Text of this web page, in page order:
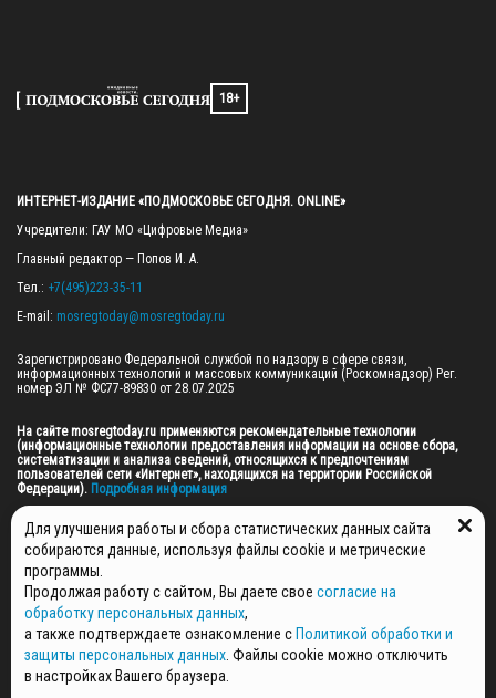
18+
ИНТЕРНЕТ-ИЗДАНИЕ «ПОДМОСКОВЬЕ СЕГОДНЯ. ONLINE»
Учредители: ГАУ МО «Цифровые Медиа»
Главный редактор — Попов И. А.
Тел.: +7(495)223-35-11
E-mail: mosregtoday@mosregtoday.ru
Зарегистрировано Федеральной службой по надзору в сфере связи,
информационных технологий и массовых коммуникаций (Роскомнадзор) Рег.
номер ЭЛ № ФС77-89830 от 28.07.2025
На сайте mosregtoday.ru применяются рекомендательные технологии
(информационные технологии предоставления информации на основе сбора,
систематизации и анализа сведений, относящихся к предпочтениям
пользователей сети «Интернет», находящихся на территории Российской
Федерации). Подробная информация
© 2026 ПРАВА НА ВСЕ МАТЕРИАЛЫ САЙТА ПРИНАДЛЕЖАТ ГАУ МО "ЦИФРОВЫЕ
МЕДИА" (ОГРН: 1255000059467).
ПОЛИТИКА ОБРАБОТКИ И ЗАЩИТЫ ПЕРСОНАЛЬНЫХ ДАННЫХ
НОВОСТИ
ГАЗЕТЫ
РЕКЛАМОДАТЕЛЯМ
Для улучшения работы и сбора статистических данных сайта
собираются данные, используя файлы cookie и метрические
программы.
Продолжая работу с сайтом, Вы даете свое согласие на
обработку персональных данных,
а также подтверждаете ознакомление с Политикой обработки и
защиты персональных данных . Файлы cookie можно отключить
в настройках Вашего браузера.